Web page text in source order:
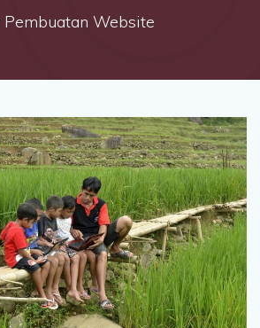
Pembuatan Website